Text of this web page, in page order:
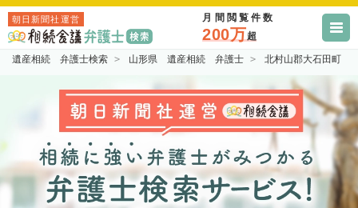
朝日新聞社運営 月間閲覧件数
200万超
遺産相続 弁護士検索 山形県 遺産相続 弁護士 北村山郡大石田町